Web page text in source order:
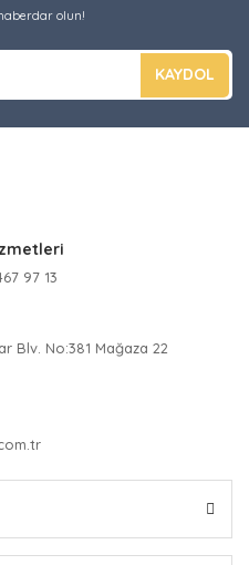
olun!
KAYDOL
97 13
Blv. No:381 Mağaza 22